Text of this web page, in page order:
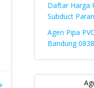
Daftar Harga
Subduct
Agen Pipa
Bandung